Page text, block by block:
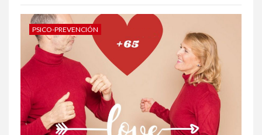
PSICO-PREVENCIÓN